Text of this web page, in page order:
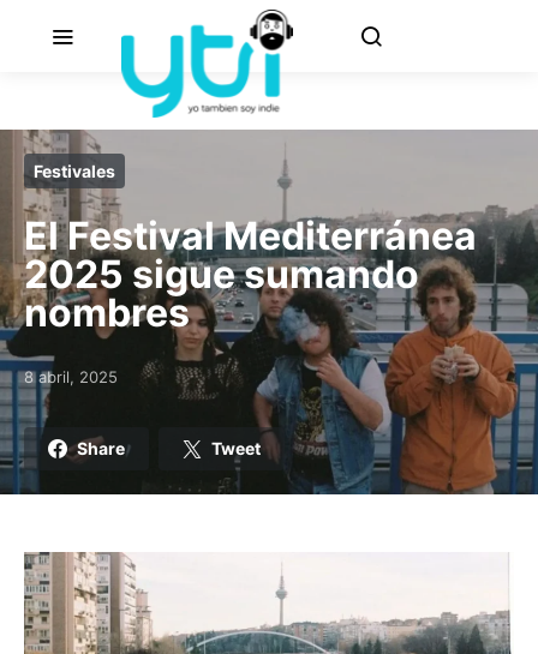
Festivales
El Festival Mediterránea
2025 sigue sumando
nombres
Posted on
8 abril, 2025
Share Tweet